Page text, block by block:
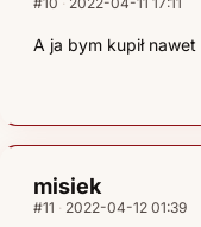
A ja bym kupił nawet
misiek
#11 2022-04-12 01:39